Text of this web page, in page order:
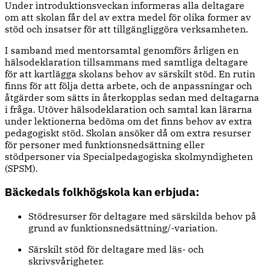
Under introduktionsveckan informeras alla deltagare
om att skolan får del av extra medel för olika former av
stöd och insatser för att tillgängliggöra verksamheten.
I samband med mentorsamtal genomförs årligen en
hälsodeklaration tillsammans med samtliga deltagare
för att kartlägga skolans behov av särskilt stöd. En rutin
finns för att följa detta arbete, och de anpassningar och
åtgärder som sätts in återkopplas sedan med deltagarna
i fråga. Utöver hälsodeklaration och samtal kan lärarna
under lektionerna bedöma om det finns behov av extra
pedagogiskt stöd. Skolan ansöker då om extra resurser
för personer med funktionsnedsättning eller
stödpersoner via Specialpedagogiska skolmyndigheten
(SPSM).
Bäckedals folkhögskola kan erbjuda:
Stödresurser för deltagare med särskilda behov på
grund av funktionsnedsättning/-variation.
Särskilt stöd för deltagare med läs- och
skrivsvårigheter.